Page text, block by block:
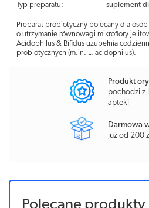
Typ preparatu:
suplement
Preparat probiotyczny polecany dla
o utrzymanie równowagi mikroflory
Acidophilus & Bifidus uzupełnia
probiotycznych (m.in. L. acidophilus).
Produkt
pochodzi z
apteki
Darmowa
już od 200